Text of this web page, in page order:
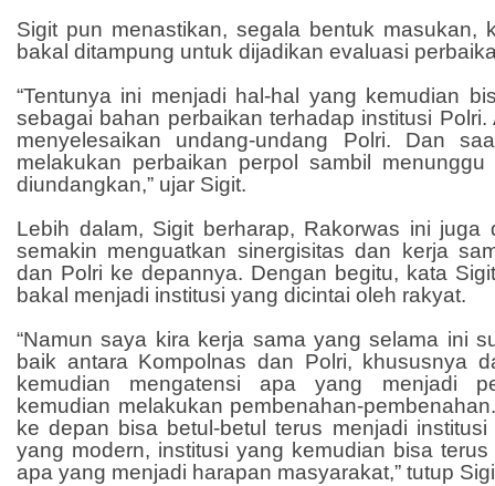
Sigit pun menastikan, segala bentuk masukan,
bakal ditampung untuk dijadikan evaluasi
“Tentunya ini menjadi hal-hal yang kemudian
sebagai bahan perbaikan terhadap institusi
menyelesaikan undang-undang Polri. Dan
melakukan perbaikan perpol sambil menunggu
diundangkan,” ujar Sigit.
Lebih dalam, Sigit berharap, Rakorwas ini juga
semakin menguatkan sinergisitas dan kerja
dan Polri ke depannya. Dengan begitu, kata
bakal menjadi institusi yang dicintai oleh rakyat.
“Namun saya kira kerja sama yang selama ini
baik antara Kompolnas dan Polri, khususnya
kemudian mengatensi apa yang menjadi
kemudian melakukan pembenahan-
ke depan bisa betul-betul terus menjadi
yang modern, institusi yang kemudian bisa
apa yang menjadi harapan masyarakat,” tutup